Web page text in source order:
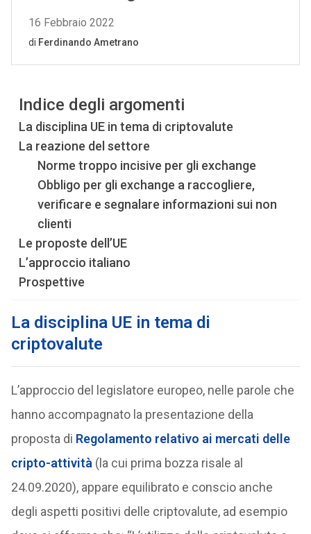
Indice degli argomenti
La disciplina UE in tema di criptovalute
La reazione del settore
Norme troppo incisive per gli exchange
Obbligo per gli exchange a raccogliere,
verificare e segnalare informazioni sui non
clienti
Le proposte dell’UE
L’approccio italiano
Prospettive
La disciplina UE in tema di
criptovalute
L’approccio del legislatore europeo, nelle parole che
hanno accompagnato la presentazione della
proposta di Regolamento relativo ai mercati delle
cripto-attività (la cui prima bozza risale al
24.09.2020), appare equilibrato e conscio anche
degli aspetti positivi delle criptovalute, ad esempio